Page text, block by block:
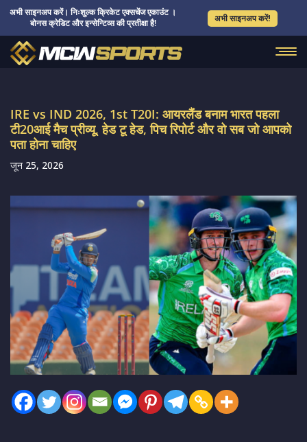
अभी साइनअप करें। निःशुल्क क्रिकेट एक्सचेंज एकाउंट ।
बोनस क्रेडिट और इन्सेन्टिव्स की प्रतीक्षा है!
अभी साइनअप करें!
IRE vs IND 2026, 1st T20I: आयरलैंड बनाम भारत पहला
टी20आई मैच प्रीव्यू, हेड टू हेड, पिच रिपोर्ट और वो सब जो आपको
पता होना चाहिए
जून 25, 2026